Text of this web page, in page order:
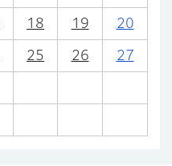
18 19 20
25 26 27